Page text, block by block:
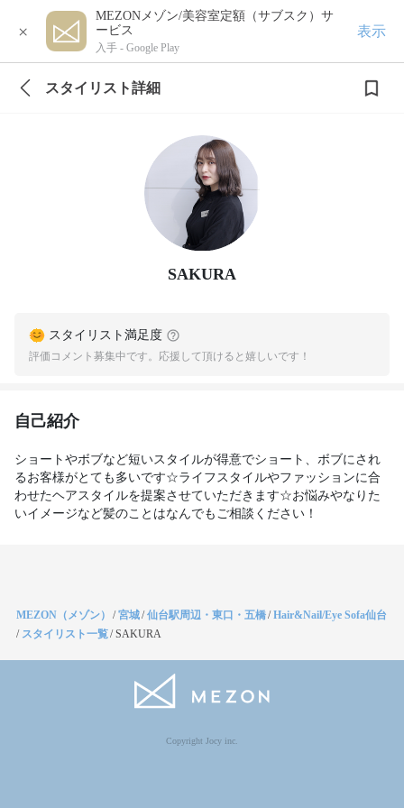
×
MEZONメゾン/美容室定額（サブスク）サ
ービス
入手 - Google Play
表示
スタイリスト詳細
SAKURA
スタイリスト満足度
評価コメント募集中です。応援して頂けると嬉しいです！
自己紹介
ショートやボブなど短いスタイルが得意でショート、ボブにされ
るお客様がとても多いです☆ライフスタイルやファッションに合
わせたヘアスタイルを提案させていただきます☆お悩みやなりた
いイメージなど髪のことはなんでもご相談ください！
MEZON（メゾン） /宮城/仙台駅周辺・東口・五橋/Hair&Nail/Eye Sofa仙台
/ スタイリスト一覧/SAKURA
Copyright Jocy inc.